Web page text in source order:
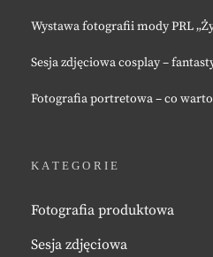
Wystawa fotografii mody PRL
Sesja zdjęciowa cosplay –
Fotografia portretowa – co
KATEGORIE
Fotografia produktowa
Sesja zdjęciowa